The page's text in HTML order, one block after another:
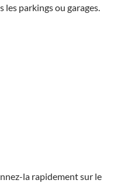
les parkings ou garages.
la rapidement sur le